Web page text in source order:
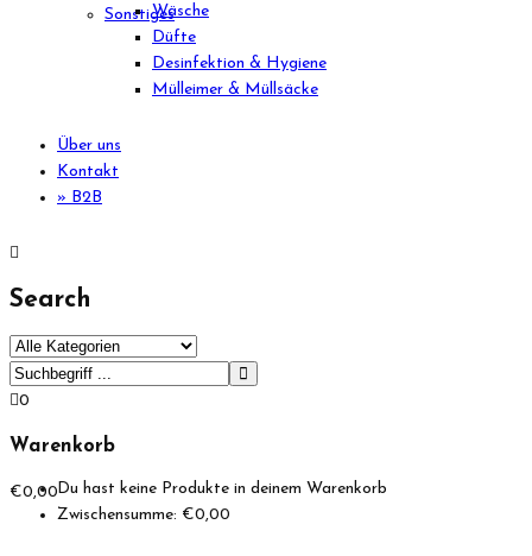
SonstigesWäsche
Düfte
Desinfektion & Hygiene
Mülleimer & Müllsäcke
Über uns
Kontakt
» B2B
Search
0
Warenkorb
€0,00 Du hast keine Produkte in deinem Warenkorb
Zwischensumme: €0,00